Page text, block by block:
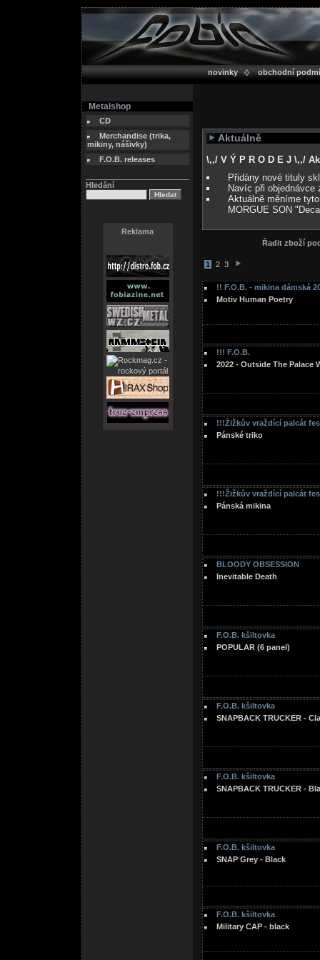
novinky obchodní
Metalshop
CD
Merchandise (trika,
mikiny, nášivky)
F.O.B. releases
Hledání
Reklama
Aktuálně
\,,/ V Ý P R O D E J \,,/
Přidány nové tituly
Navíc při
Aktuálně měníme
MORGUE SON
Řadit zboží
1 2 3
!! F.O.B. - mikina dámská
Motiv Human Poetry
!!! F.O.B.
2022 - Outside The Palace
!!!Žižkův vraždící palcát
Pánské triko
!!!Žižkův vraždící palcát
Pánská mikina
BLOODY OBSESSION
Inevitable Death
F.O.B. kšiltovka
POPULAR (6 panel)
F.O.B. kšiltovka
SNAPBACK TRUCKER -
F.O.B. kšiltovka
SNAPBACK TRUCKER -
F.O.B. kšiltovka
SNAP Grey - Black
F.O.B. kšiltovka
Military CAP - black